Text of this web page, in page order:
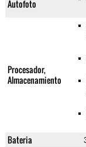
Autofoto
Procesador,
Almacenamiento
Bateria